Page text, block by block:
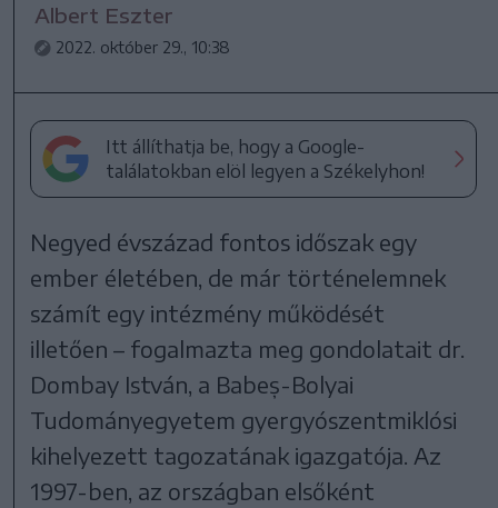
Albert Eszter
2022. október 29., 10:38
Itt állíthatja be, hogy a Google-
találatokban elöl legyen a Székelyhon!
Negyed évszázad fontos időszak egy
ember életében, de már történelemnek
számít egy intézmény működését
illetően – fogalmazta meg gondolatait dr.
Dombay István, a Babeș-Bolyai
Tudományegyetem gyergyószentmiklósi
kihelyezett tagozatának igazgatója. Az
1997-ben, az országban elsőként